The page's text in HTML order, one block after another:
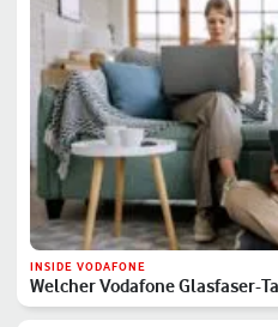
INSIDE VODAFONE
Welcher Vodafone Glasfaser-